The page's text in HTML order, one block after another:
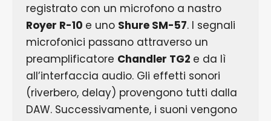
registrato con un microfono a nastro
Royer R-10 e uno Shure SM-57. I segnali
microfonici passano attraverso un
preamplificatore Chandler TG2 e da lì
all’interfaccia audio. Gli effetti sonori
(riverbero, delay) provengono tutti dalla
DAW. Successivamente, i suoni vengono